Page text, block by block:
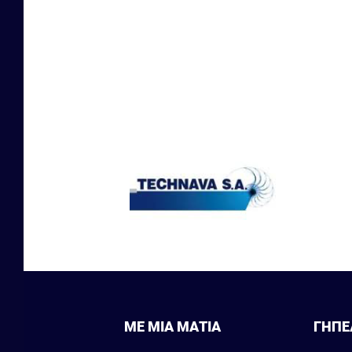
ΜΕ ΜΙΑ ΜΑΤΙΑ